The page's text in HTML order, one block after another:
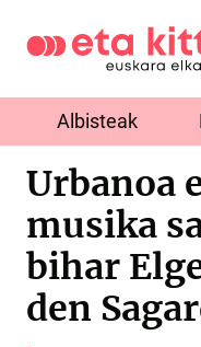
Albisteak
Urbanoa
musika
bihar
den